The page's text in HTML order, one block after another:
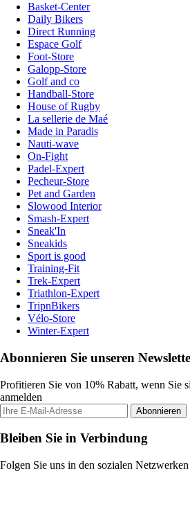
Basket-Center
Daily Bikers
Direct Running
Espace Golf
Foot-Store
Galopp-Store
Golf and co
Handball-Store
House of Rugby
La sellerie de Maé
Made in Paradis
Nauti-wave
On-Fight
Padel-Expert
Pecheur-Store
Pet and Garden
Slowood Interior
Smash-Expert
Sneak'In
Sneakids
Sport is good
Training-Fit
Trek-Expert
Triathlon-Expert
TripnBikers
Vélo-Store
Winter-Expert
Abonnieren Sie unseren
Profitieren Sie von 10% Rabatt, wenn Sie
anmelden
Abonnieren
Bleiben Sie in Verbindung
Folgen Sie uns in den sozialen Netzwerken